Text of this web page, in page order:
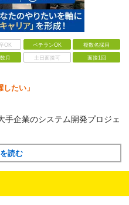
OK ベテランOK 複数名採用
月 土日面接可 面接1回
たい」
手企業のシステム開発プロジェ
読む